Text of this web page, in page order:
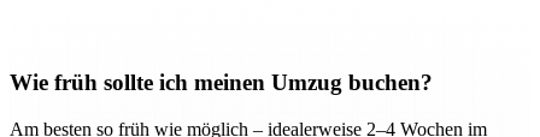
Wie früh sollte ich meinen Umzug buchen?
Am besten so früh wie möglich – idealerweise 2–4 Wochen im